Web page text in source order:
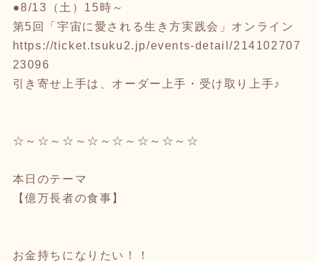
●8/13（土）15時～
第5回「宇宙に愛される生き方実践会」オンライン
https://ticket.tsuku2.jp/events-detail/214102707
23096
引き寄せ上手は、オーダー上手・受け取り上手♪
☆～☆～☆～☆～☆～☆～☆～☆
本日のテーマ
【億万長者の食事】
お金持ちになりたい！！